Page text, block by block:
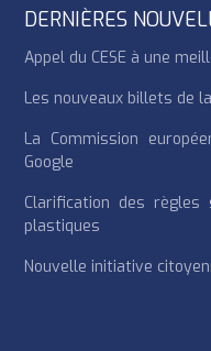
DERNIÈRES
Appel du CESE à une
Les nouveaux billets de
La Commission
Google
Clarification des
plastiques
Nouvelle initiative